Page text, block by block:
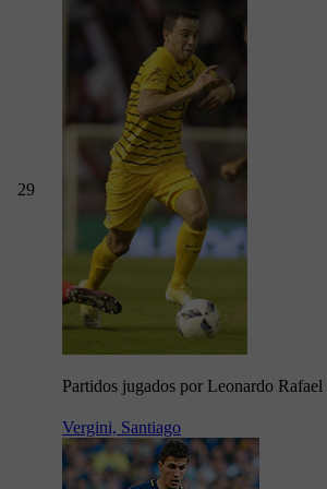
29
Partidos jugados por Leonardo
Vergini, Santiago